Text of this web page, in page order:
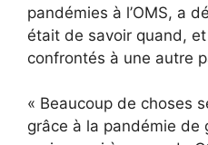
pandémies à l’OMS, a
était de savoir quand,
confrontés à une autre
« Beaucoup de choses
grâce à la pandémie de